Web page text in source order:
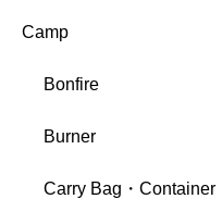
Camp
Bonfire
Burner
Carry Bag・Container